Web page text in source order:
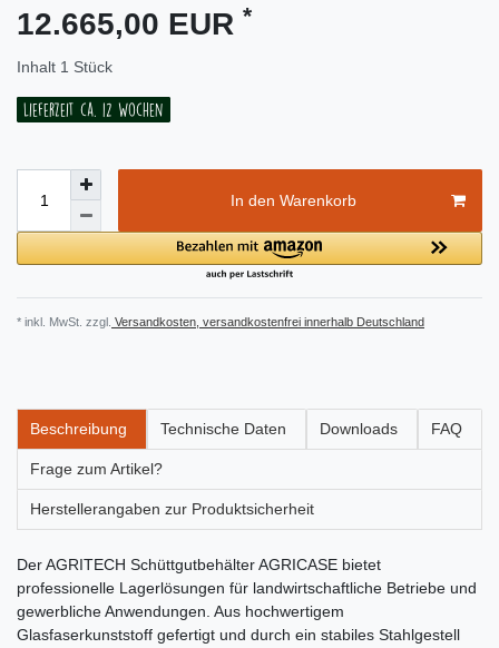
12.665,00 EUR *
Inhalt 1 Stück
Lieferzeit ca. 12 Wochen
In den Warenkorb
* inkl. MwSt. zzgl. Versandkosten, versandkostenfrei innerhalb Deutschland
Beschreibung Technische Daten Downloads FAQ
Frage zum Artikel?
Herstellerangaben zur Produktsicherheit
Der AGRITECH Schüttgutbehälter AGRICASE bietet
professionelle Lagerlösungen für landwirtschaftliche Betriebe und
gewerbliche Anwendungen. Aus hochwertigem
Glasfaserkunststoff gefertigt und durch ein stabiles Stahlgestell